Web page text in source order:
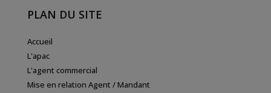
PLAN DU SITE
Accueil
L'apac
L'agent commercial
Mise en relation Agent / Mandant